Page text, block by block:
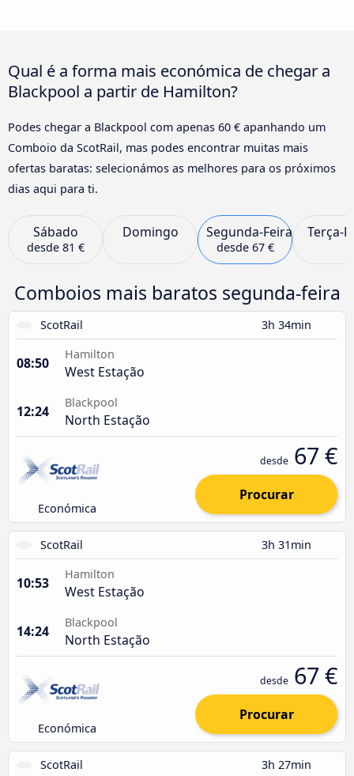
Qual é a forma mais económica de chegar a
Blackpool a partir de Hamilton?
Podes chegar a Blackpool com apenas 60 € apanhando um
Comboio da ScotRail, mas podes encontrar muitas mais
ofertas baratas: selecionámos as melhores para os próximos
dias aqui para ti.
Sábado
desde 81 €
Domingo Segunda-Feira
desde 67 €
Terça-
Comboios mais baratos segunda-feira
ScotRail 3h 34min
08:50
Hamilton
West Estação
12:24
Blackpool
North Estação
Económica
desde 67 €
Procurar
ScotRail 3h 31min
10:53
Hamilton
West Estação
14:24
Blackpool
North Estação
Económica
desde 67 €
Procurar
ScotRail 3h 27min